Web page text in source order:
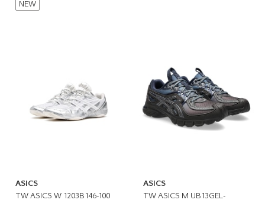
NEW
ASICS
TW ASICS W 1203B146-100
ASICS
TW ASICS M UB13GEL-